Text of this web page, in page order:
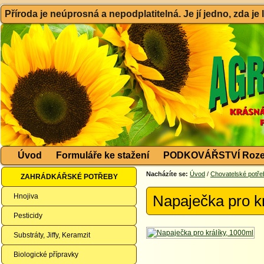
Příroda je neúprosná a nepodplatitelná. Je jí jedno, zda
Úvod Formuláře ke stažení PODKOVÁŘSTVÍ
ZAHRÁDKÁŘSKÉ POTŘEBY
Hnojiva
Pesticidy
Substráty, Jiffy, Keramzit
Biologické přípravky
Nacházíte se: Úvod / Chovatelské
Napaječka pro